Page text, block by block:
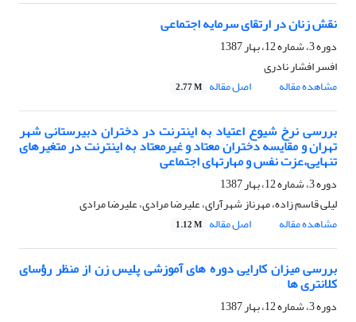
نقش زنان در ارتقای سرمایه اجتماعی
دوره 3، شماره 12، بهار 1387
افسر افشار نادری
مشاهده مقاله
اصل مقاله 2.77 M
بررسی نرخ شیوع اعتیاد به اینترنت در دختران دبیرستانی شهر
تهران و مقایسه دختران معتاد و غیرمعتاد به اینترنت در متغیرهای
تنهایی،عزت نفس و مهارتهای اجتماعی
دوره 3، شماره 12، بهار 1387
لیلی قاسم زاده، مهرناز شهرآرای، علیرضا مرادی، علیرضا مرادی
مشاهده مقاله
اصل مقاله 1.12 M
بررسی میزان کارایی دوره های آموزشی پلیس زن از منظر رؤسای
کلانتری ها
دوره 3، شماره 12، بهار 1387